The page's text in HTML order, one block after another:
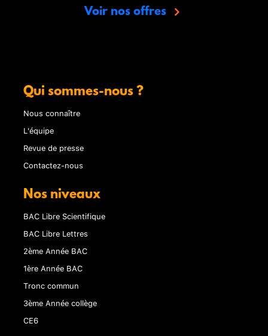
Voir nos offres
Qui sommes-nous ?
Nous connaître
L'équipe
Revue de presse
Contactez-nous
Nos niveaux
BAC Libre Scientifique
BAC Libre Lettres
2ème Année BAC
1ère Année BAC
Tronc commun
3ème Année collège
CE6